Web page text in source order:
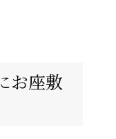
お座敷